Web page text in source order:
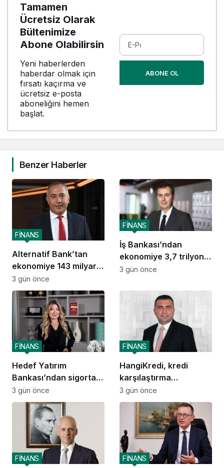
Tamamen
Ücretsiz Olarak
Bültenimize
Abone Olabilirsin
Yeni haberlerden
haberdar olmak için
fırsatı kaçırma ve
ücretsiz e-posta
aboneliğini hemen
başlat.
ABONE OL
Benzer Haberler
Alternatif Bank’tan
ekonomiye 143 milyar
TL destek
FİNANS
3 gün önce
İş Bankası’ndan
ekonomiye 3,7 trilyon
TL destek
FİNANS
3 gün önce
Hedef Yatırım
Bankası’ndan sigorta
ve emeklilik alanında
stratejik iş birliği
FİNANS
3 gün önce
HangiKredi, kredi
karşılaştırma
deneyimini ChatGPT’ye
taşıdı
FİNANS
3 gün önce
FİNANS FİNANS